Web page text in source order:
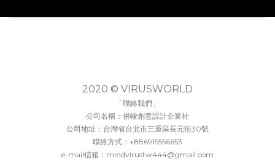
2020 © VIRUSWORLD
「聯絡我們」
公司名稱：併峻創意設計企業社
公司地址：台灣省台北市三重區長元街30號
聯絡方式：+886915556653
e-mail信箱：mindvirustw444@gmail.com